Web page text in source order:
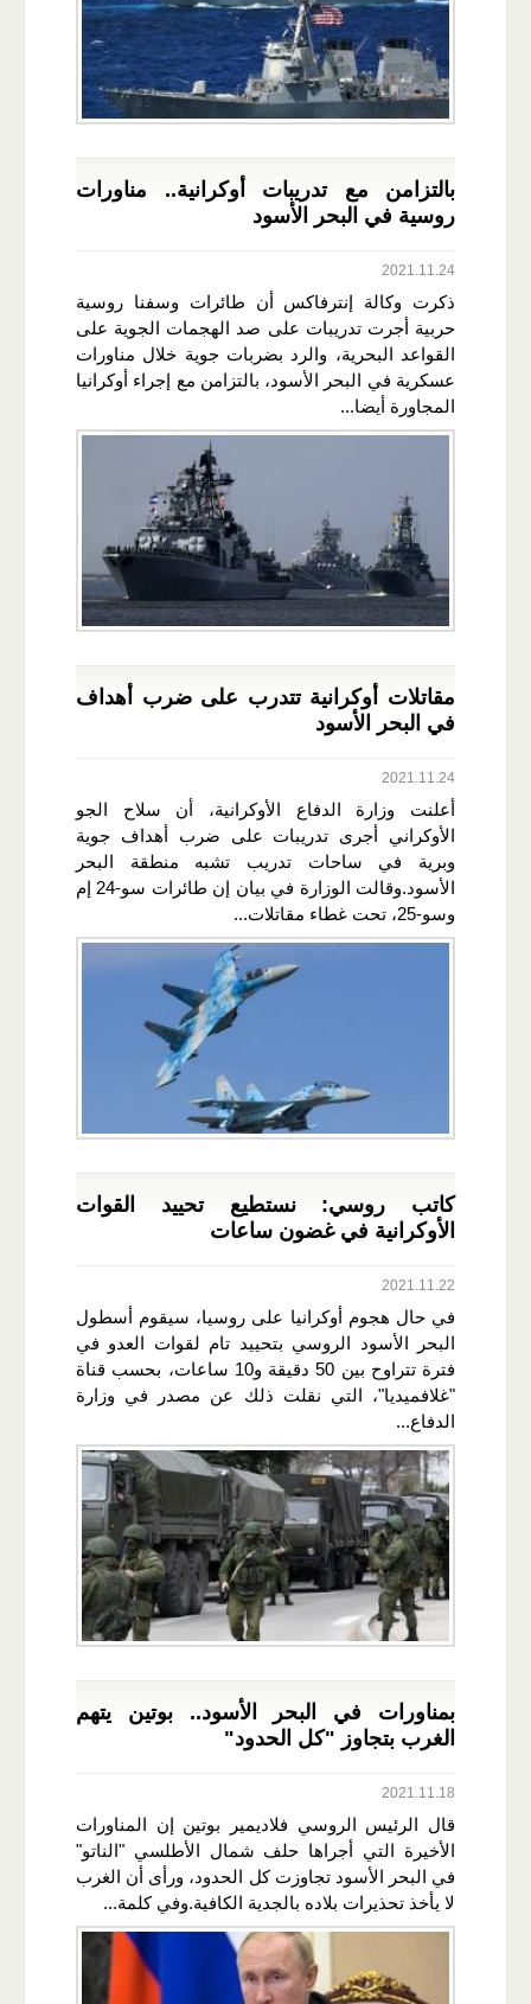
بالتزامن مع تدريبات أوكرانية.. مناورات
روسية في البحر الأسود
2021.11.24
ذكرت وكالة إنترفاكس أن طائرات وسفنا روسية
حربية أجرت تدريبات على صد الهجمات الجوية على
القواعد البحرية، والرد بضربات جوية خلال مناورات
عسكرية في البحر الأسود، بالتزامن مع إجراء أوكرانيا
المجاورة أيضا...
مقاتلات أوكرانية تتدرب على ضرب أهداف
في البحر الأسود
2021.11.24
أعلنت وزارة الدفاع الأوكرانية، أن سلاح الجو
الأوكراني أجرى تدريبات على ضرب أهداف جوية
وبرية في ساحات تدريب تشبه منطقة البحر
الأسود.وقالت الوزارة في بيان إن طائرات سو-24 إم
وسو-25، تحت غطاء مقاتلات...
كاتب روسي: نستطيع تحييد القوات
الأوكرانية في غضون ساعات
2021.11.22
في حال هجوم أوكرانيا على روسيا، سيقوم أسطول
البحر الأسود الروسي بتحييد تام لقوات العدو في
فترة تتراوح بين 50 دقيقة و10 ساعات، بحسب قناة
"غلافميديا"، التي نقلت ذلك عن مصدر في وزارة
الدفاع...
بمناورات في البحر الأسود.. بوتين يتهم
الغرب بتجاوز "كل الحدود"
2021.11.18
قال الرئيس الروسي فلاديمير بوتين إن المناورات
الأخيرة التي أجراها حلف شمال الأطلسي "الناتو"
في البحر الأسود تجاوزت كل الحدود، ورأى أن الغرب
لا يأخذ تحذيرات بلاده بالجدية الكافية.وفي كلمة...